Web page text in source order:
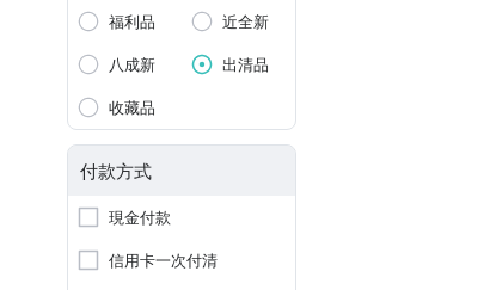
福利品
近全新
八成新
出清品
收藏品
付款方式
現金付款
信用卡一次付清